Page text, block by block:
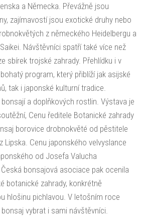
a Německa. Převážně jsou
zajímavostí jsou exotické druhy nebo
z německého Heidelbergu a
Návštěvníci spatří také více než
sbírek trojské zahrady. Přehlídku i v
program, který přiblíží jak asijské
tak i japonské kulturní tradice.
a doplňkových rostlin. Výstava je
Cenu ředitele Botanické zahrady
borovice drobnokvěté od pěstitele
Lipska. Cenu japonského velvyslance
od Josefa Valucha
bonsajová asociace pak ocenila
botanické zahrady, konkrétně
hlošinu pichlavou. V letošním roce
vybrat i sami návštěvníci.